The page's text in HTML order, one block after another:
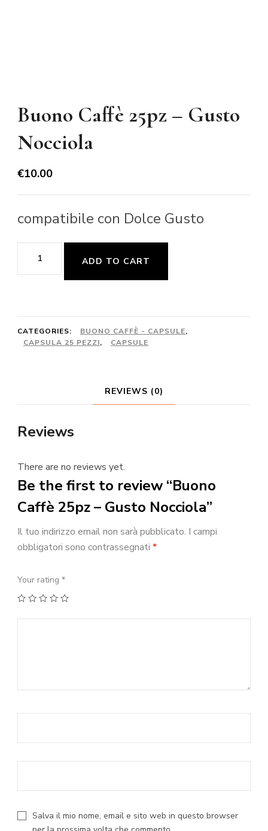
Buono Caffè 25pz – Gusto
Nocciola
€10.00
compatibile con Dolce Gusto
Buono
Caffè
Gusto
Nocciola
ADD TO CART
CATEGORIES: BUONO CAFFÈ - CAPSULE,
CAPSULA 25 PEZZI, CAPSULE
REVIEWS (0)
Reviews
There are no reviews yet.
Be the first to review “Buono
Caffè 25pz – Gusto Nocciola”
Il tuo indirizzo email non sarà pubblicato. I campi
obbligatori sono contrassegnati *
Your rating *
1 2 3 4
Salva il mio nome, email e sito web in questo browser